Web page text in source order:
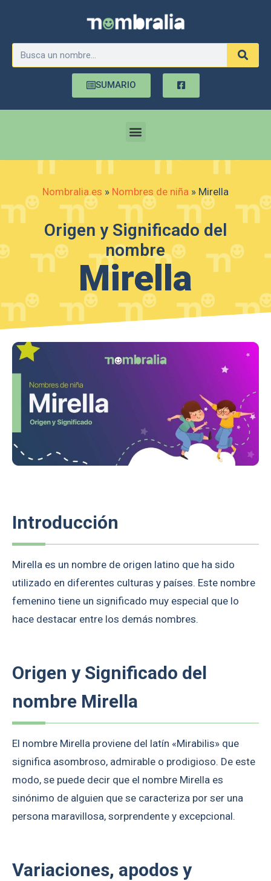
SUMARIO
Nombralia.es » Nombres de niña » Mirella
Origen y Significado del
nombre
Mirella
Introducción
Mirella es un nombre de origen latino que ha sido
utilizado en diferentes culturas y países. Este nombre
femenino tiene un significado muy especial que lo
hace destacar entre los demás nombres.
Origen y Significado del
nombre Mirella
El nombre Mirella proviene del latín «Mirabilis» que
significa asombroso, admirable o prodigioso. De este
modo, se puede decir que el nombre Mirella es
sinónimo de alguien que se caracteriza por ser una
persona maravillosa, sorprendente y excepcional.
Variaciones, apodos y